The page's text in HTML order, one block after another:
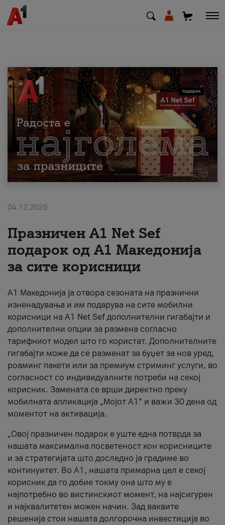
МК EN SQ
Приватни Деловни
Поддршка
Надополни кредит
За нас
#ПодобарОнлајн
04.12.2025
Празничен A1 Net Sеf
подарок од А1 Македонија
за сите корисници
А1 Македонија ја отвора сезоната на празнични
изненадувања и им подарува на сите мобилни
корисници на A1 Net Sef дополнителни гигабајти и
дополнителни опции за размена согласно
тарифниот модел што го користат. Дополнителните
гигабајти може да се разменат за буџет за нов уред,
роаминг пакети или за премиум стриминг услуги, во
согласност со индивидуалните потреби на секој
корисник. Замената се врши директно преку
мобилната апликација „Мојот А1“ и важи 30 дена од
моментот на активација.
„Овој празничен подарок е уште една потврда за
нашата максимална посветеност кон корисниците
и за стратегијата што доследно ја градиме во
континуитет. Во А1, нашата примарна цел е секој
корисник да го добие токму она што му е
најпотребно во вистинскиот момент, на најсигурен
и најквалитетен можен начин. Зад ваквите
решенија стои нашата долгорочна инвестиција во